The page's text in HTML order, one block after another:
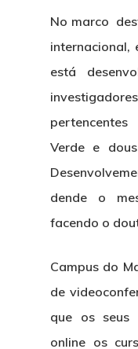
No marco
internacional,
está
Verde e
dende o
facendo o
Campus do
de
que os seus
online os